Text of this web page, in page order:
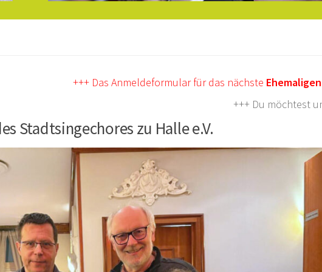
+++ Das Anmeldeformular für das nächsteEhemaligentreffenam
+++ Du möchtest uns unterstützen
Stadtsingechores zu Halle e.V.